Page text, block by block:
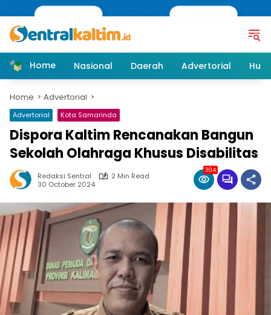
Home Nasional Daerah Advertorial
Home Advertorial
Advertorial Kota Samarinda
Dispora Kaltim Rencanakan Bangun
Sekolah Olahraga Khusus Disabilitas
Redaksi Sentral
2 Min Read
30 October 2024
304